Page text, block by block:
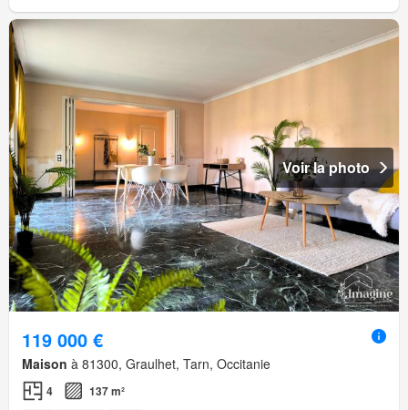
Voir la photo
119 000 €
Maison à 81300, Graulhet, Tarn, Occitanie
4 137 m²